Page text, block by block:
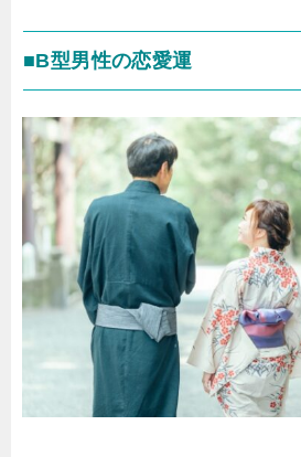
■B型男性の恋愛運